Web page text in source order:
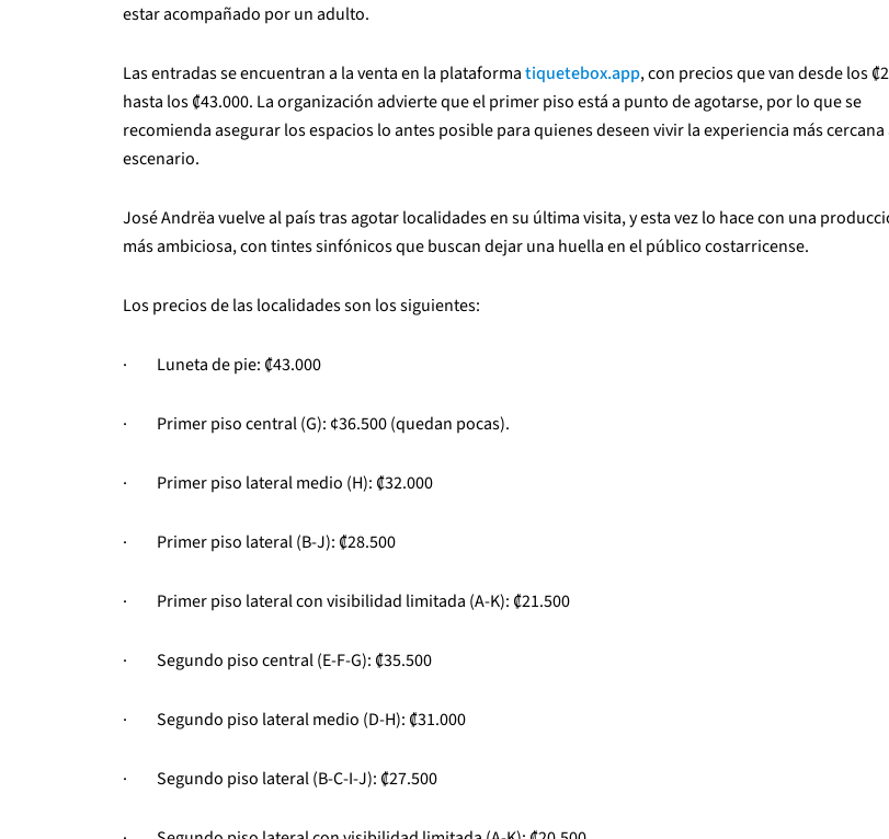
estar acompañado por un adulto.
Las entradas se encuentran a la venta en la plataformatiquetebox.app, con precios que van desde los
hasta los ₡43.000. La organización advierte que el primer piso está a punto de agotarse, por lo que se
recomienda asegurar los espacios lo antes posible para quienes deseen vivir la experiencia más cercana
escenario.
José Andrëa vuelve al país tras agotar localidades en su última visita, y esta vez lo hace con una
más ambiciosa, con tintes sinfónicos que buscan dejar una huella en el público costarricense.
Los precios de las localidades son los siguientes:
· Luneta de pie: ₡43.000
· Primer piso central (G): ¢36.500 (quedan pocas).
· Primer piso lateral medio (H): ₡32.000
· Primer piso lateral (B-J): ₡28.500
· Primer piso lateral con visibilidad limitada (A-K): ₡21.500
· Segundo piso central (E-F-G): ₡35.500
· Segundo piso lateral medio (D-H): ₡31.000
· Segundo piso lateral (B-C-I-J): ₡27.500